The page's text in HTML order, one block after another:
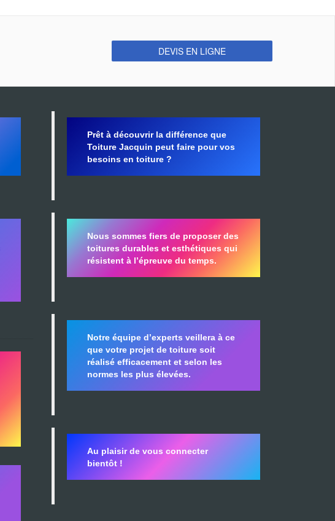
DEVIS EN LIGNE
Prêt à découvrir la différence que
Toiture Jacquin peut faire pour vos
besoins en toiture ?
Nous sommes fiers de proposer des
toitures durables et esthétiques qui
résistent à l’épreuve du temps.
Notre équipe d’experts veillera à ce
que votre projet de toiture soit
réalisé efficacement et selon les
normes les plus élevées.
Au plaisir de vous connecter
bientôt !